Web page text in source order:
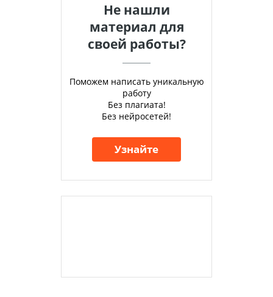
Не нашли
материал для
своей работы?
Поможем написать уникальную
работу
Без плагиата!
Без нейросетей!
Узнайте